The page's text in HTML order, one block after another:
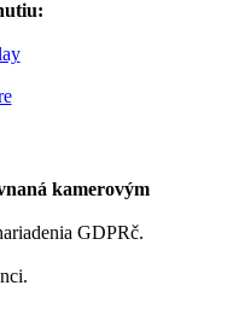
kamerovým
GDPRč.